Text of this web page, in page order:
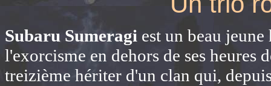
Subaru Sumeragi est un beau
l'exorcisme en dehors de ses heures
treizième hériter d'un clan qui,